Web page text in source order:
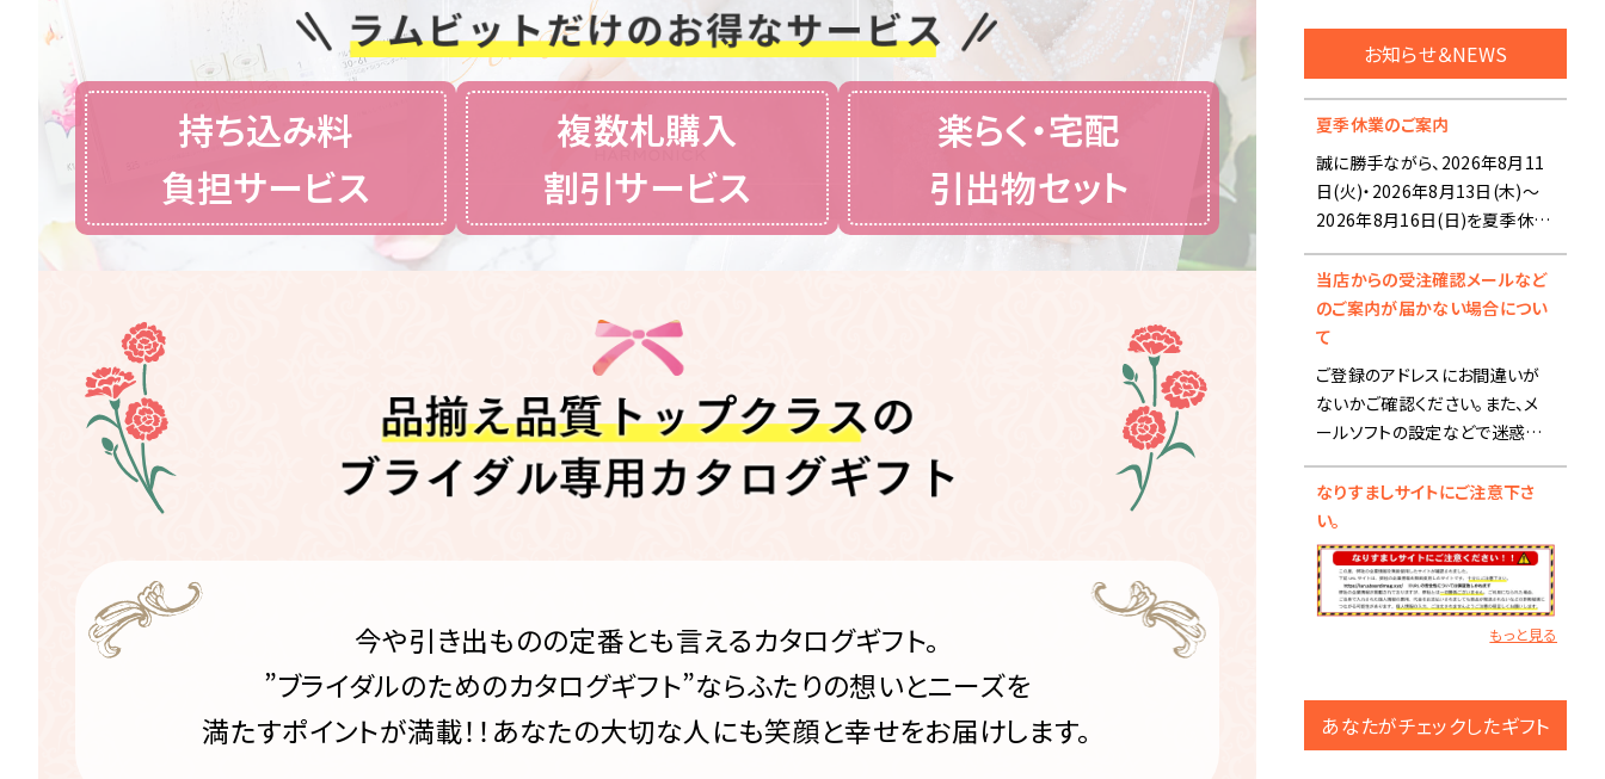
ラムビットだけのお得なサービス
持ち込み料
負担サービス
複数札購入
割引サービス
楽らく・宅配
引出物セット
今や引き出ものの定番とも言えるカタログギフト。
”ブライダルのためのカタログギフト”ならふたりの想いとニーズを
満たすポイントが満載！！あなたの大切な人にも笑顔と幸せをお届けします。
お知らせ＆NEWS
夏季休業のご案内
誠に勝手ながら、2026年8月11
日(火)・2026年8月13日(木)～
2026年8月16日(日)を夏季休業
とさせていただきます。
■夏季休業前の出荷スケジュー
ルにつきまして■
【8月12日(水) 15:00までのご注
文】
※銀行振込の場合、入金確認
後の出荷になります。
・ブックタイプ-カタログギフト以
外の商品：商品により、出荷日が
下さい。
※商品によりましては、8月17
当店からの受注確認メールなど
のご案内が届かない場合につい
て
ご登録のアドレスにお間違いが
ないかご確認ください。また、メ
ールソフトの設定などで迷惑メ
ールフォルダに入ることがありま
すので、そちらも合わせご確認く
ださい。
メール設定で受信拒否になって
いる場合は、
info@rambbit.netの受信許可
り、 パソコンからのメール受信が
されないという可能性もござい
なりすましサイトにご注意下さ
い。
もっと見る
あなたがチェックしたギフト